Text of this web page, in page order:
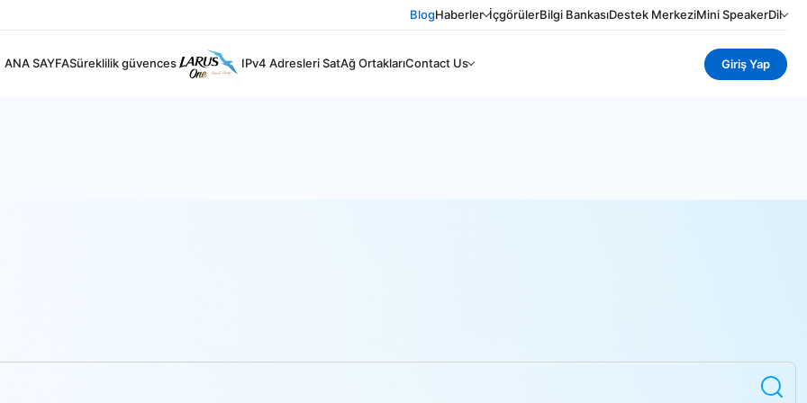
BlogHaberler İçgörülerBilgi BankasıDestek MerkeziMini SpeakerDil
ANA SAYFASüreklilik güvences IPv4 Adresleri SatAğ OrtaklarıContact Us Giriş Yap